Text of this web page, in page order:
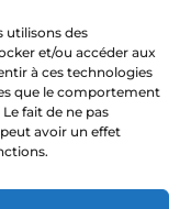
utilisons des
et/ou accéder aux
à ces technologies
que le comportement
fait de ne pas
avoir un effet